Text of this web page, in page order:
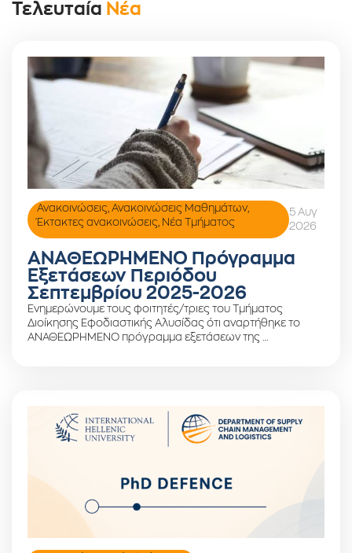
Τελευταία Νέα
Ανακοινώσεις Ανακοινώσεις Μαθημάτων,
Έκτακτες ανακοινώσεις
Νέα Τμήματος
5 Αυγ
2026
ΑΝΑΘΕΩΡΗΜΕΝΟ Πρόγραμμα
Εξετάσεων Περιόδου
Σεπτεμβρίου 2025-2026
Ενημερώνουμε τους φοιτητές/τριες του Τμήματος
Διοίκησης Εφοδιαστικής Αλυσίδας ότι αναρτήθηκε το
ΑΝΑΘΕΩΡΗΜΕΝΟ πρόγραμμα εξετάσεων της …